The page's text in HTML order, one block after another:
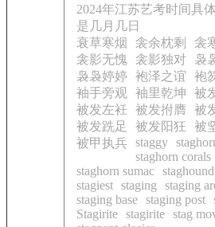
2024年江苏艺考时间具
是几月几日
衰草寒烟
衾余枕剩 衾
衾影无愧 衾影独对 袅
袅袅婷婷
袍泽之谊 袍
袖手旁观
袖里乾坤 被
被发左衽 被发拊膺 被
被发跣足
被发阳狂 被
被甲执兵 staggy
staghorn corals
staghorn sumac staghound
stagiest staging staging
staging base staging post
Stagirite stagirite stag